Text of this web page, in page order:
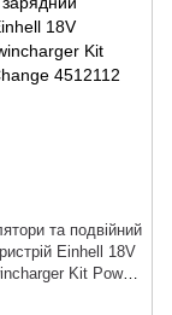
та подвійний
Einhell 18V
Kit Power-